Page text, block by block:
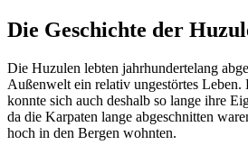
Die Geschichte der
Die Huzulen lebten jahrhundertelang
Außenwelt ein relativ ungestörtes
konnte sich auch deshalb so lange ihre
da die Karpaten lange abgeschnitten
hoch in den Bergen wohnten.